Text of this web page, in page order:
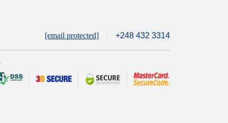
[email protected] +248 432 3314